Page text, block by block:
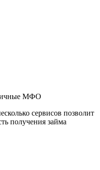
МФО
сервисов позволит
получения займа